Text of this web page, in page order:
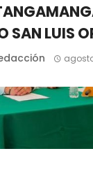
SAN LUIS